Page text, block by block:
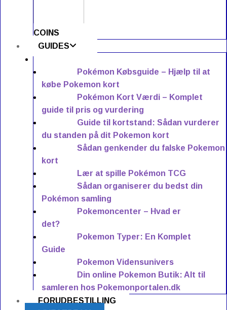
COINS
GUIDES
Pokémon Købsguide – Hjælp til at
købe Pokemon kort
Pokémon Kort Værdi – Komplet
guide til pris og vurdering
Guide til kortstand: Sådan vurderer
du standen på dit Pokemon kort
Sådan genkender du falske Pokemon
kort
Lær at spille Pokémon TCG
Sådan organiserer du bedst din
Pokémon samling
Pokemoncenter – Hvad er
det?
Pokemon Typer: En Komplet
Guide
Pokemon Vidensunivers
Din online Pokemon Butik: Alt til
samleren hos Pokemonportalen.dk
FORUDBESTILLING